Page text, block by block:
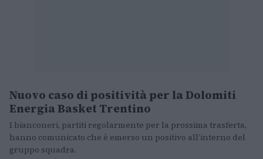
BASKET
Nuovo caso di positività per la Dolomiti
Energia Basket Trentino
I bianconeri, partiti regolarmente per la prossima trasferta,
hanno comunicato che è emerso un positivo all’interno del
gruppo squadra.